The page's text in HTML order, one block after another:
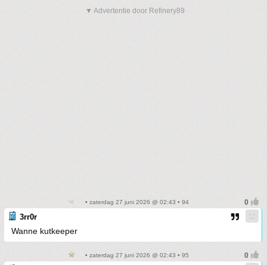
▼ Advertentie door Refinery89
• zaterdag 27 juni 2026 @ 02:43 • 94
3rr0r
Wanne kutkeeper
• zaterdag 27 juni 2026 @ 02:43 • 95